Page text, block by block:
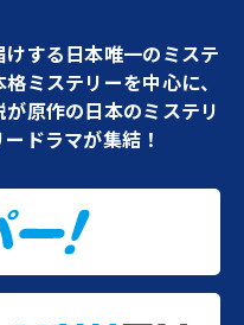
する日本唯一のミステ
ミステリーを中心に、
原作の日本のミステリ
ドラマが集結！